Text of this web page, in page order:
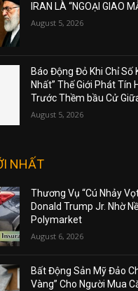
IRAN LÀ “NGOẠI GIAO
August 5, 2026
Báo Động Đỏ Khi Chỉ Số
Nhất” Thế Giới Phát Tín
Trước Thềm bầu Cử
August 5, 2026
NHẤT
Thương Vụ “Cú Nhảy
Donald Trump Jr. Nhờ
Polymarket
August 6, 2026
Bất Động Sản Mỹ Đảo
Vàng” Cho Người Mua